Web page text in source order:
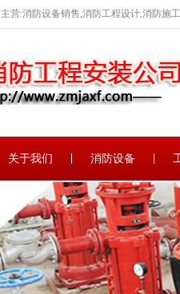
营:消防设备销售,消防工程设计,消防施
关于我们 消防设备